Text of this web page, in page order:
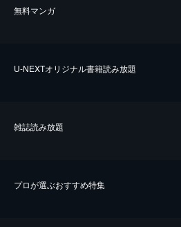
無料マンガ
U-NEXTオリジナル書籍読み放題
雑誌読み放題
プロが選ぶおすすめ特集